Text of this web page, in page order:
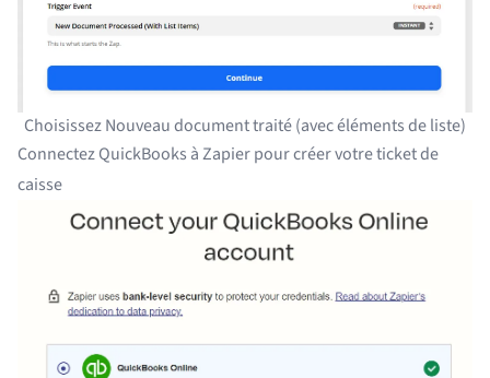
Choisissez Nouveau document traité (avec éléments de liste)
Connectez QuickBooks à Zapier pour créer votre ticket de
caisse